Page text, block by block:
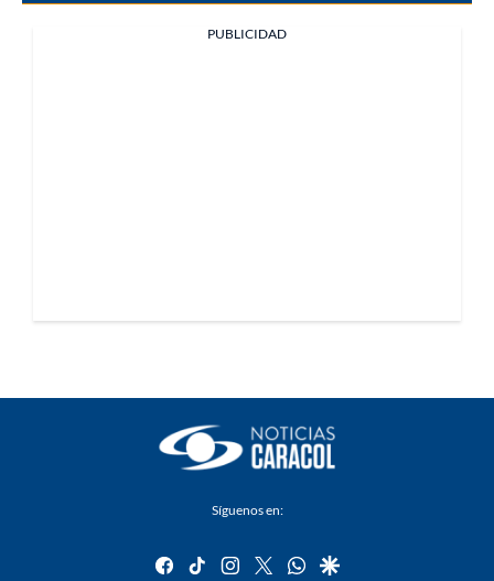
PUBLICIDAD
Síguenos en:
facebook
tiktok instagram
twitterwhatsapp
google